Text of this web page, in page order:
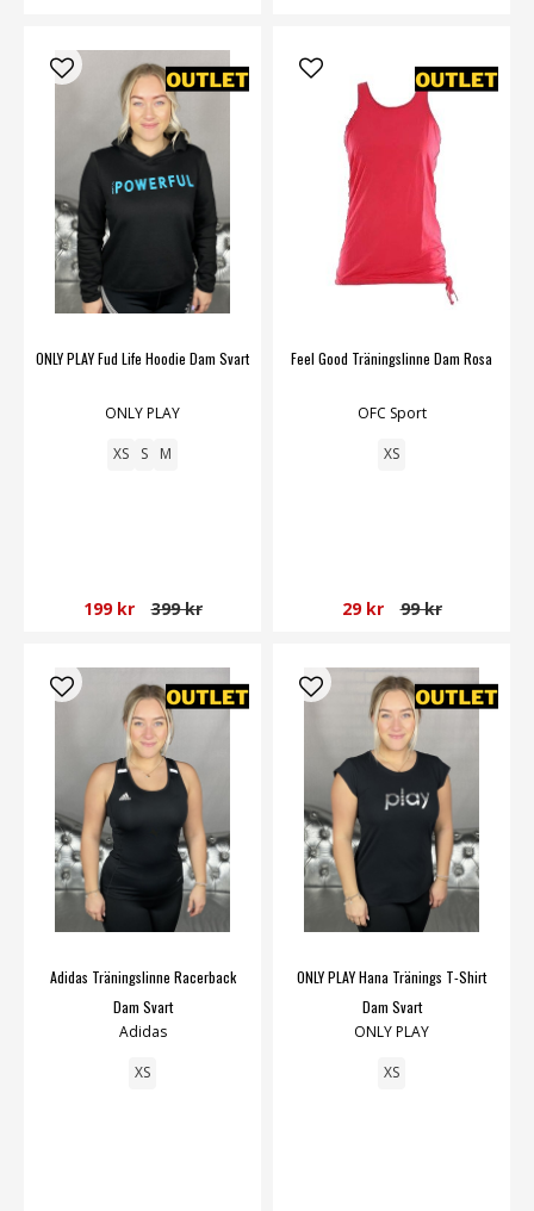
ONLY PLAY Fud Life Hoodie Dam Svart
ONLY PLAY
XS S M
199 kr 399 kr
Feel Good Träningslinne Dam Rosa
OFC Sport
XS
29 kr 99 kr
Adidas Träningslinne Racerback
Dam Svart
Adidas
XS
ONLY PLAY Hana Tränings T-Shirt
Dam Svart
ONLY PLAY
XS